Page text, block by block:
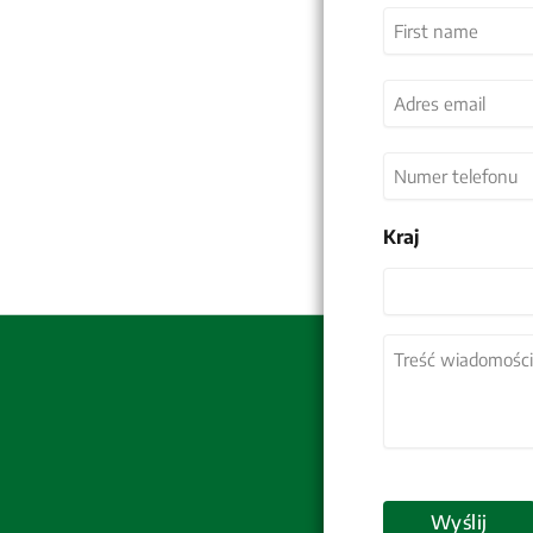
(wymagane)
email
telefonu
Kraj
wiadomości